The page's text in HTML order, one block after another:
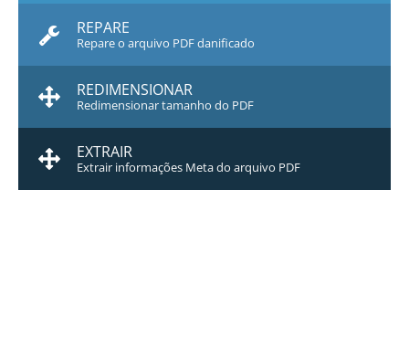
REPARE
Repare o arquivo PDF danificado
REDIMENSIONAR
Redimensionar tamanho do PDF
EXTRAIR
Extrair informações Meta do arquivo PDF